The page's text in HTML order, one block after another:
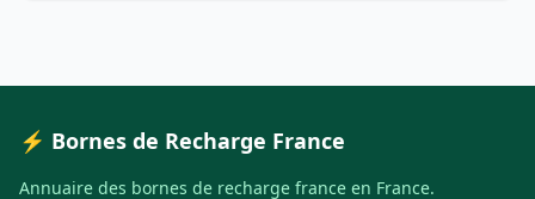
⚡ Bornes de Recharge France
Annuaire des bornes de recharge france en France.